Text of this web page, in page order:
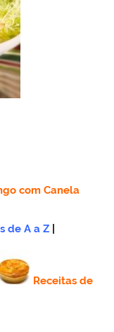
com Canela
de A a Z
Receitas de